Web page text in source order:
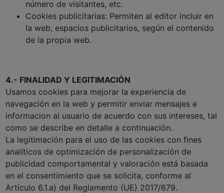
número de visitantes, etc.
Cookies publicitarias: Permiten al editor incluir en
la web, espacios publicitarios, según el contenido
de la propia web.
4.- FINALIDAD Y LEGITIMACIÓN
Usamos cookies para mejorar la experiencia de
navegación en la web y permitir enviar mensajes e
informacion al usuario de acuerdo con sus intereses, tal
como se describe en detalle a continuación.
La legitimación para el uso de las cookies con fines
analíticos de optimización de personalización de
publicidad comportamental y valoración está basada
en el consentimiento que se solicita, conforme al
Artículo 6.1.a) del Reglamento (UE) 2017/679.